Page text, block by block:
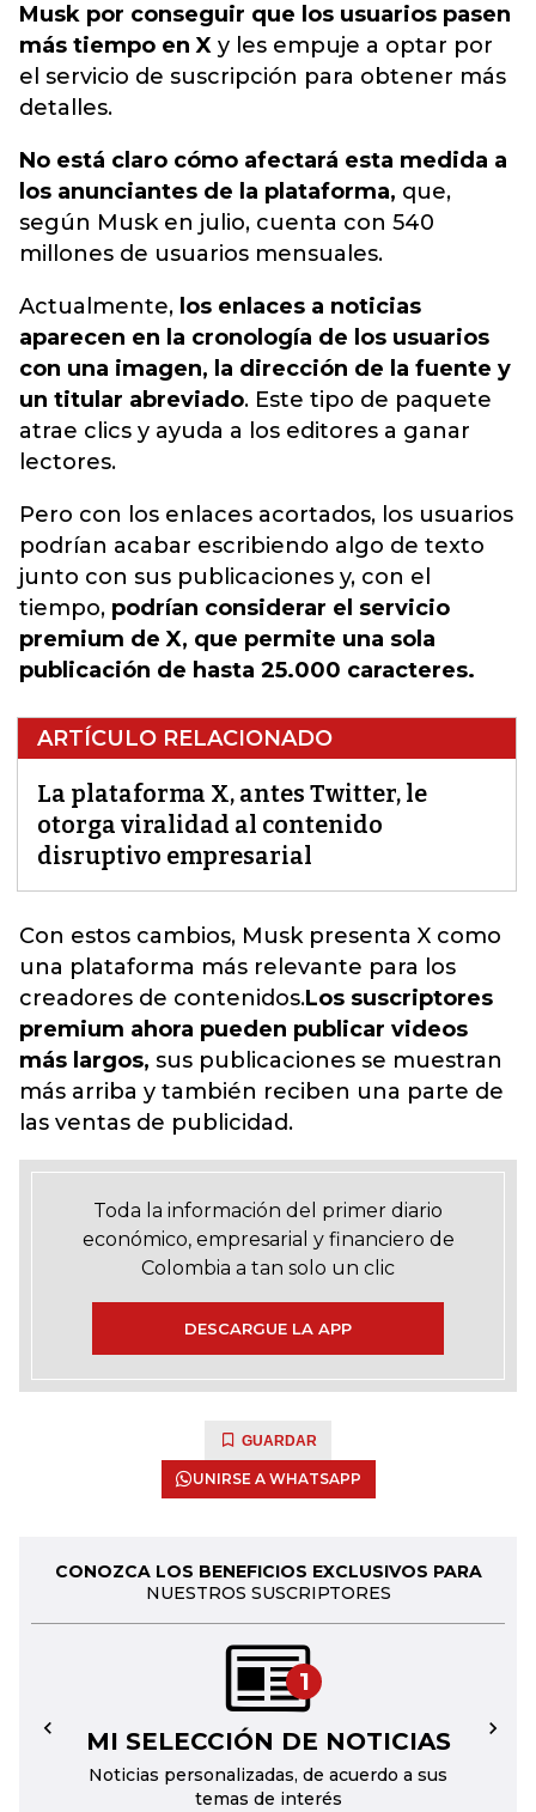
Musk por conseguir que los usuarios pasen
más tiempo en X y les empuje a optar por
el servicio de suscripción para obtener más
detalles.
No está claro cómo afectará esta medida a
los anunciantes de la plataforma, que,
según Musk en julio, cuenta con 540
millones de usuarios mensuales.
Actualmente, los enlaces a noticias
aparecen en la cronología de los usuarios
con una imagen, la dirección de la fuente y
un titular abreviado. Este tipo de paquete
atrae clics y ayuda a los editores a ganar
lectores.
Pero con los enlaces acortados, los usuarios
podrían acabar escribiendo algo de texto
junto con sus publicaciones y, con el
tiempo, podrían considerar el servicio
premium de X, que permite una sola
publicación de hasta 25.000 caracteres.
ARTÍCULO RELACIONADO
La plataforma X, antes Twitter, le
otorga viralidad al contenido
disruptivo empresarial
Con estos cambios, Musk presenta X como
una plataforma más relevante para los
creadores de contenidos.Los suscriptores
premium ahora pueden publicar videos
más largos, sus publicaciones se muestran
más arriba y también reciben una parte de
las ventas de publicidad.
Toda la información del primer diario
económico, empresarial y financiero de
Colombia a tan solo un clic
DESCARGUE LA APP
GUARDAR
UNIRSE A WHATSAPP
CONOZCA LOS BENEFICIOS EXCLUSIVOS PARA
NUESTROS SUSCRIPTORES
1
MI SELECCIÓN DE NOTICIAS
Noticias personalizadas, de acuerdo a sus
temas de interés
← →